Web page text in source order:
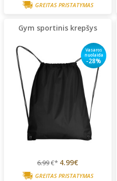
GREITAS PRISTATYMAS
Gym sportinis krepšys
Vasaros
nuolaida
-28%
6.99€* 4.99€
GREITAS PRISTATYMAS